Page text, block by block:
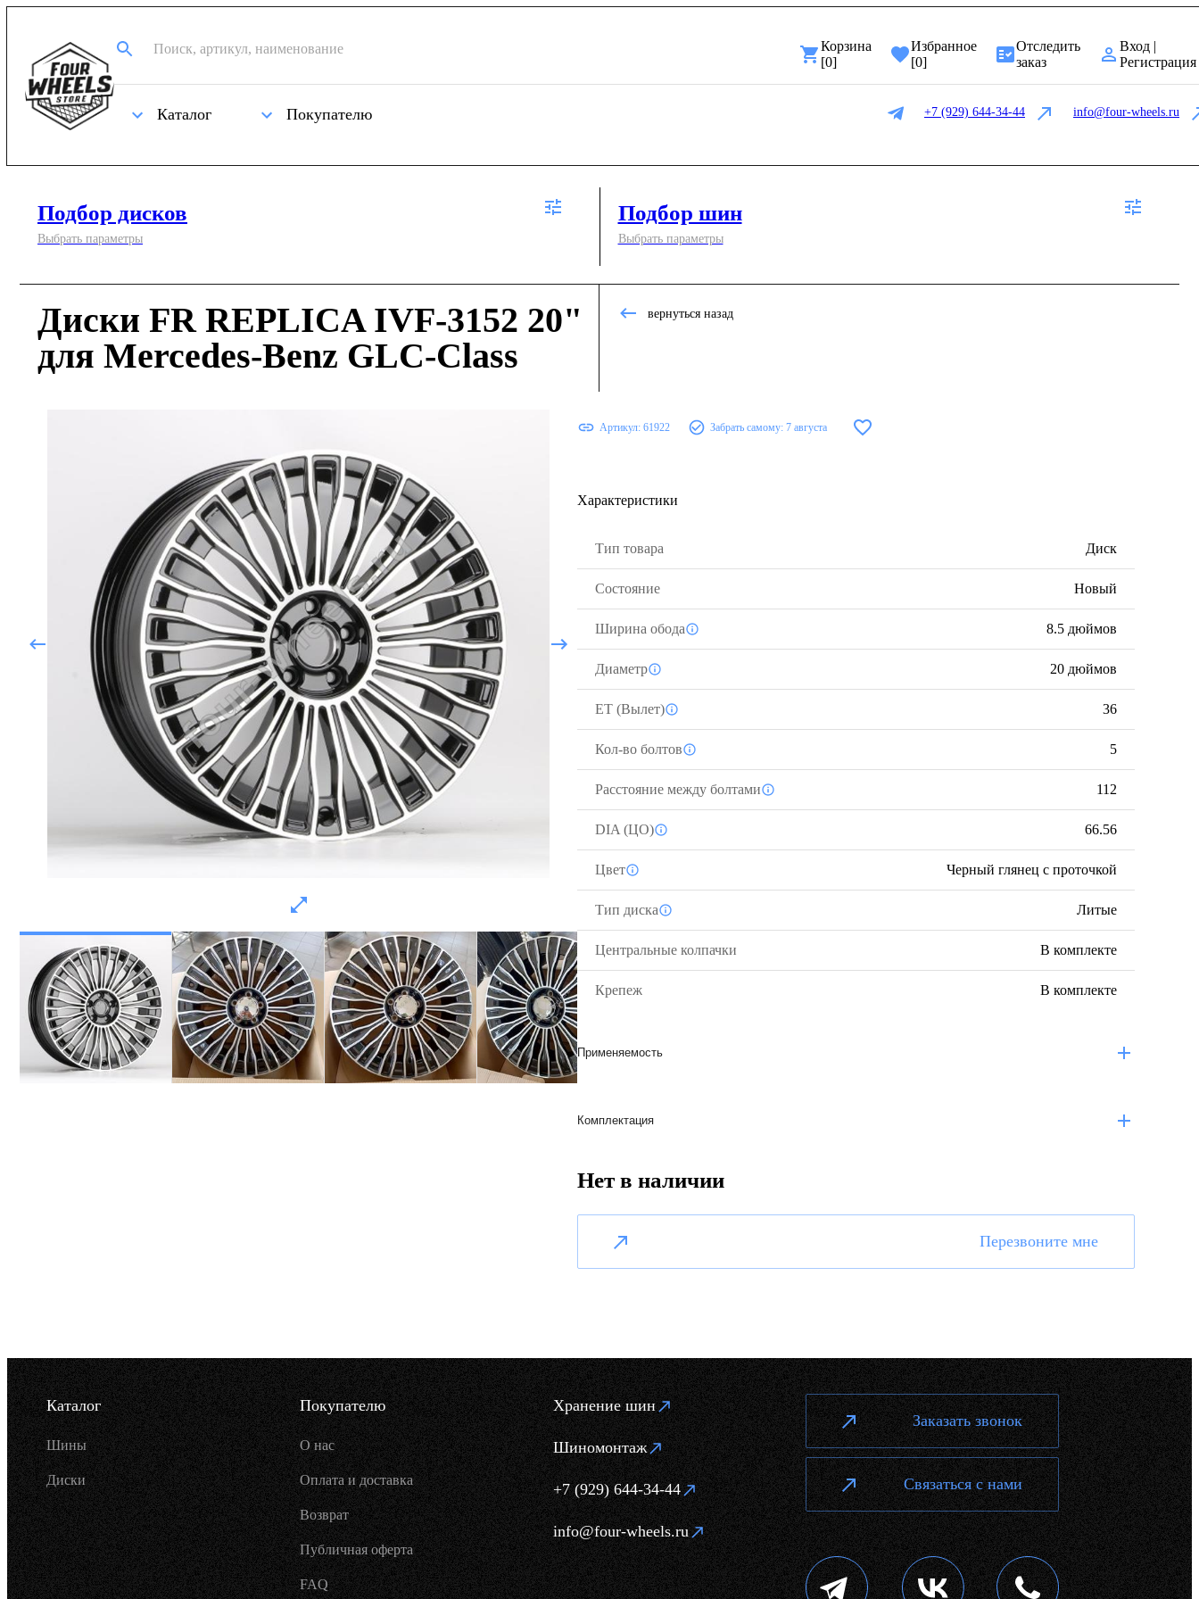
Корзина
[0]
Избранное
[0]
Отследить
заказ
Вход |
Регистрация
Каталог Покупателю +7 (929) 644-34-44 info@four-wheels.ru
Подбор дисков
Выбрать параметры
Подбор шин
Выбрать параметры
Диски FR REPLICA IVF-3152 20"
для Mercedes-Benz GLC-Class
вернуться назад
Артикул: 61922 Забрать самому: 7 августа
Характеристики
Тип товара Диск
Состояние Новый
Ширина обода 8.5 дюймов
Диаметр 20 дюймов
ЕТ (Вылет) 36
Кол-во болтов 5
Расстояние между болтами 112
DIA (ЦО) 66.56
Цвет Черный глянец с проточкой
Тип диска Литые
Центральные колпачки В комплекте
Крепеж В комплекте
Применяемость
Комплектация
Нет в наличии
Перезвоните мне
Каталог
Шины
Диски
Покупателю
О нас
Оплата и доставка
Возврат
Публичная оферта
FAQ
Хранение шин
Шиномонтаж
+7 (929) 644-34-44
info@four-wheels.ru
Заказать звонок
Связаться с нами